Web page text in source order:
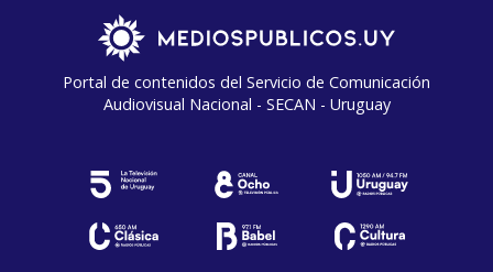
Portal de contenidos del Servicio de Comunicación
Audiovisual Nacional - SECAN - Uruguay